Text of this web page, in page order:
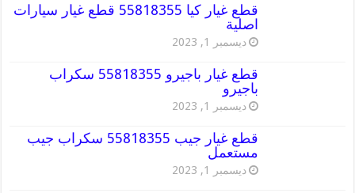
قطع غيار كيا 55818355 قطع غيار سيارات
اصلية
ديسمبر 1, 2023
قطع غيار باجيرو 55818355 سكراب
باجيرو
ديسمبر 1, 2023
قطع غيار جيب 55818355 سكراب جيب
مستعمل
ديسمبر 1, 2023